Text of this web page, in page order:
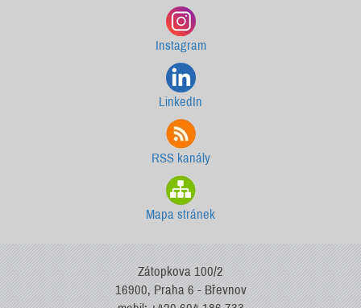
Instagram
LinkedIn
RSS kanály
Mapa stránek
Zátopkova 100/2
16900, Praha 6 - Břevnov